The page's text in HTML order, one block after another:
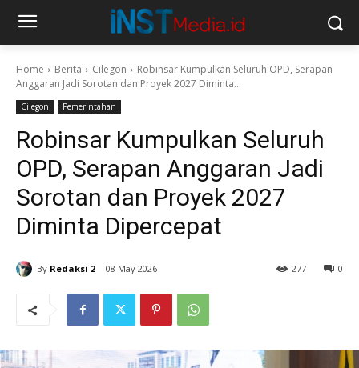
Home Berita Cilegon
Robinsar Kumpulkan Seluruh OPD, Serapan
Anggaran Jadi Sorotan dan Proyek 2027 Diminta...
Cilegon Pemerintahan
Robinsar Kumpulkan Seluruh
OPD, Serapan Anggaran Jadi
Sorotan dan Proyek 2027
Diminta Dipercepat
By Redaksi 2 08 May 2026 0
277